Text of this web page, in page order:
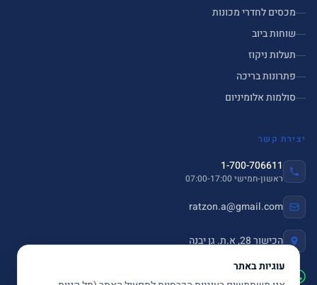
עוגיות באתר
מכסים לחדרי מכונות
שוחות ביוב
תעלות ניקוז
פתרונות בריכה
סולמות אלומיניום
יצירת קשר
1-700-706611
ראשון-חמישי 07:00-17:00
ratzon.a@gmail.com
הכישור 28, א.ת. גן יבנה